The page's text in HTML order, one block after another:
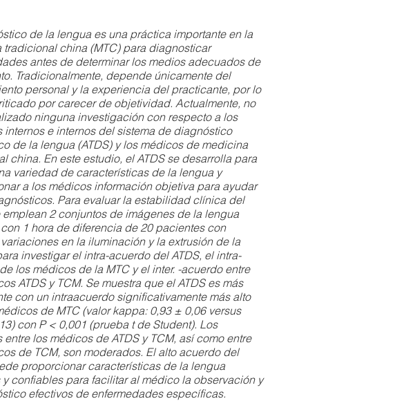
de la lengua es una práctica importante en la
tradicional china (MTC) para diagnosticar
antes de determinar los medios adecuados de
Tradicionalmente, depende únicamente del
personal y la experiencia del practicante, por lo
por carecer de objetividad. Actualmente, no
ninguna investigación con respecto a los
internos e internos del sistema de diagnóstico
de la lengua (ATDS) y los médicos de medicina
china. En este estudio, el ATDS se desarrolla para
variedad de características de la lengua y
a los médicos información objetiva para ayudar
Para evaluar la estabilidad clínica del
emplean 2 conjuntos de imágenes de la lengua
1 hora de diferencia de 20 pacientes con
en la iluminación y la extrusión de la
investigar el intra-acuerdo del ATDS, el intra-
los médicos de la MTC y el inter. -acuerdo entre
ATDS y TCM. Se muestra que el ATDS es más
con un intraacuerdo significativamente más alto
de MTC (valor kappa: 0,93 ± 0,06 versus
con P < 0,001 (prueba t de Student). Los
entre los médicos de ATDS y TCM, así como entre
de TCM, son moderados. El alto acuerdo del
proporcionar características de la lengua
y confiables para facilitar al médico la observación y
efectivos de enfermedades específicas.